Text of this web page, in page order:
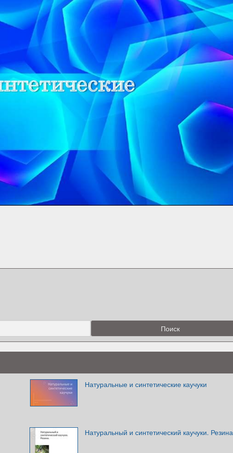
Натуральные и синтетические каучуки
Натуральный и синтетический каучуки. Резина